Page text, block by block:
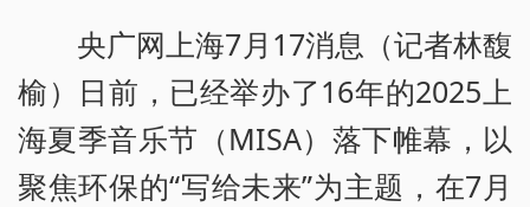
央广网上海7月17消息（记者林馥
榆）日前，已经举办了16年的2025上
海夏季音乐节（MISA）落下帷幕，以
聚焦环保的“写给未来”为主题，在7月